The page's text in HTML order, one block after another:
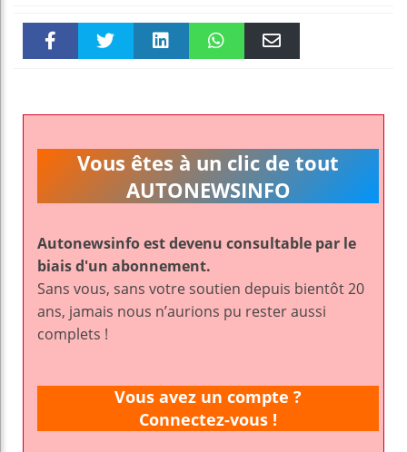
k pt
Vous êtes à un clic de tout
AUTONEWSINFO
Autonewsinfo est devenu consultable par le
biais d'un abonnement.
Sans vous, sans votre soutien depuis bientôt 20
ans, jamais nous n’aurions pu rester aussi
complets !
Vous avez un compte ?
Connectez-vous !